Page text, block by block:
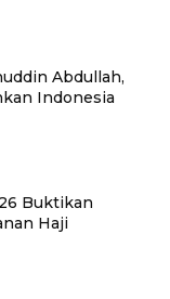
Abdullah,
Indonesia
Buktikan
Haji